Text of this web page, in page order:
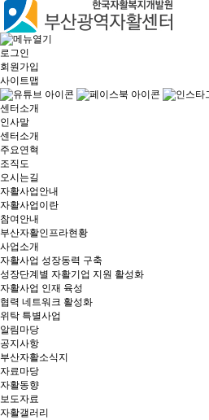
로그인
회원가입
사이트맵
센터소개
인사말
센터소개
주요연혁
조직도
오시는길
자활사업안내
자활사업이란
참여안내
부산자활인프라현황
사업소개
자활사업 성장동력 구축
성장단계별 자활기업 지원 활성화
자활사업 인재 육성
협력 네트워크 활성화
위탁 특별사업
알림마당
공지사항
부산자활소식지
자료마당
자활동향
보도자료
자활갤러리